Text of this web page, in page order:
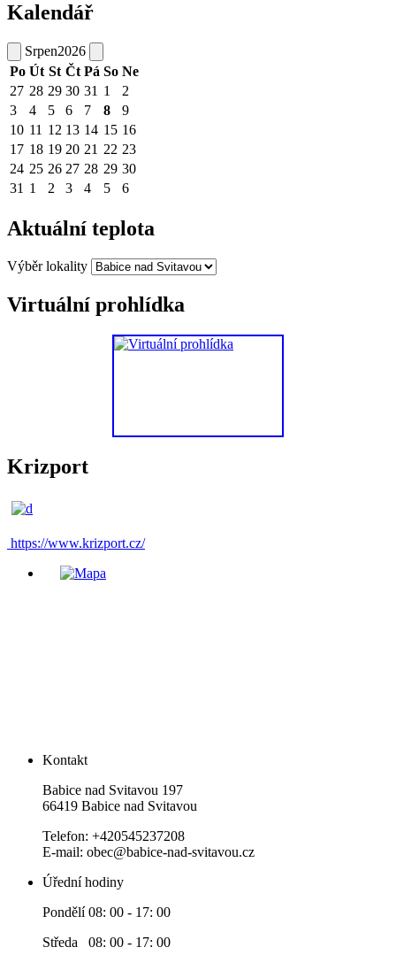
Kalendář
Srpen2026
Po Út St Čt Pá So Ne
27 28 29 30 31 1
2
3
4 5 6 7 8
9
10 11 12 13 14 15 16
17 18 19 20 21 22 23
24 25 26 27 28 29 30
31 1 2 3 4 5 6
Aktuální teplota
Výběr lokality
Virtuální prohlídka
Krizport
https://www.krizport.cz/
Kontakt
Babice nad Svitavou 197
66419 Babice nad Svitavou
Telefon: +420545237208
E-mail: obec@babice-nad-svitavou.cz
Úřední hodiny
Pondělí 08: 00 - 17: 00
Středa 08: 00 - 17: 00